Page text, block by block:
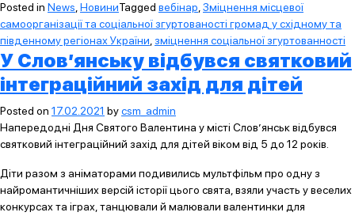
Posted in News,НовиниTagged вебінар,Зміцнення місцевої
самоорганізації та соціальної згуртованості громад у східному та
південному регіонах України,зміцнення соціальної згуртованності
У Слов’янську відбувся святковий
інтеграційний захід для дітей
Posted on 17.02.2021 bycsm_admin
Напередодні Дня Святого Валентина у місті Слов’янськ відбувся
святковий інтеграційний захід для дітей віком від 5 до 12 років.
Діти разом з аніматорами подивились мультфільм про одну з
найромантичніших версій історії цього свята, взяли участь у веселих
конкурсах та іграх, танцювали й малювали валентинки для